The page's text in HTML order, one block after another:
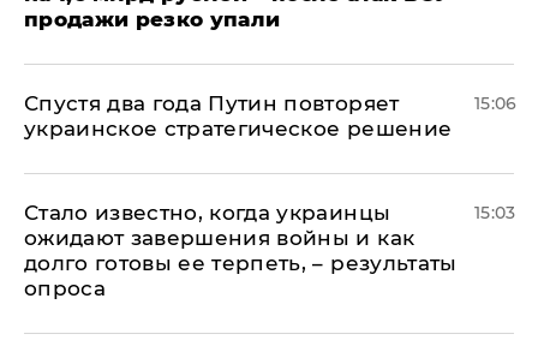
продажи резко упали
Спустя два года Путин повторяет
украинское стратегическое решение
15:06
Стало известно, когда украинцы
ожидают завершения войны и как
долго готовы ее терпеть, – результаты
опроса
15:03